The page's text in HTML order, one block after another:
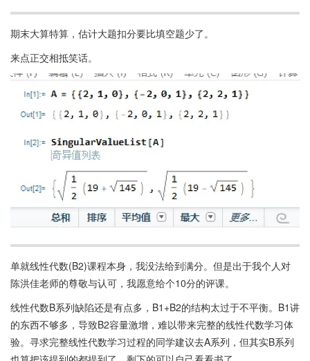
期末大算特算，估计大题扣分要比填空题少了。
来点正交相抵笑话。
单就线性代数(B2)课程本身，我没法给到满分。但是出于我个人对
陈洪佳老师的尊敬与认可，我愿意给个10分的评课。
线性代数B系列缺陷还是有点多，B1+B2的结构太过于不平衡。B1讲
的东西不够多，导致B2容量激增，难以带来完整的线性代数学习体
验。寻求完整线性代数学习过程的同学建议去A系列，但其实B系列